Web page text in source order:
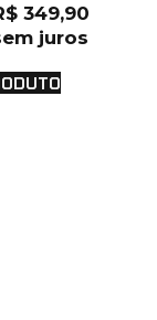
349,90
juros